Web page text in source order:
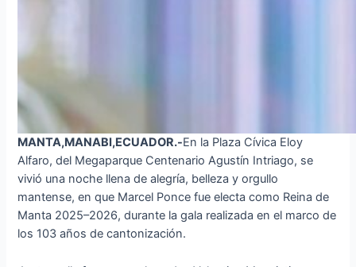
MANTA,MANABI,ECUADOR.-En la Plaza Cívica Eloy
Alfaro, del Megaparque Centenario Agustín Intriago, se
vivió una noche llena de alegría, belleza y orgullo
mantense, en que Marcel Ponce fue electa como Reina de
Manta 2025–2026, durante la gala realizada en el marco de
los 103 años de cantonización.